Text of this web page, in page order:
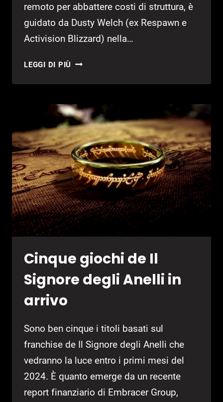
remoto per abbattere costi di struttura, è
guidato da Dusty Welch (ex Respawn e
Activision Blizzard) nella…
LEGGI DI PIÙ NUOVO
DAGLI
DI
TITANFALL
Cinque giochi de Il
Signore degli Anelli in
arrivo
Sono ben cinque i titoli basati sul
franchise de Il Signore degli Anelli che
vedranno la luce entro i primi mesi del
2024. È quanto emerge da un recente
report finanziario di Embracer Group,